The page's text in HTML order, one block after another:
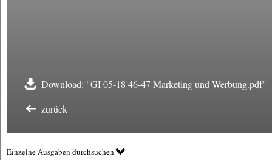
Download: "GI 05-18 46-47 Marketing und Werbung.pdf"
zurück
Einzelne Ausgaben durchsuchen